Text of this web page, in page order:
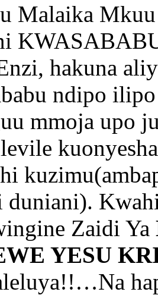
Malaika
hakuna
ndipo
mmoja upo
duniani).
Zaidi Ya
YESU